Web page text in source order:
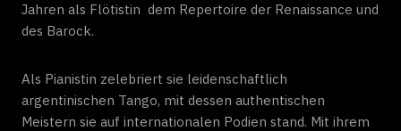
Jahren als Flötistin dem Repertoire der Renaissance und
des Barock.
Als Pianistin zelebriert sie leidenschaftlich
argentinischen Tango, mit dessen authentischen
Meistern sie auf internationalen Podien stand. Mit ihrem